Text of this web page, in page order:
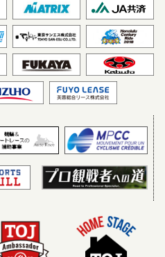
JLTコンドール（イギリ
ス）
チームブリヂストンサイク
リング